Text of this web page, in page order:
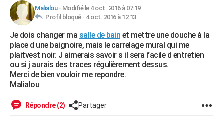
Retraite
Impôts
Epargne
Immobilier
Risques naturels par ville
Banque
Assurance
Crédit
AUTO
Essais
Réserver un essai
Citadines
Berlines
SUV
Forum auto
+HIGH-TECH
Mobiles
Meilleur smartphone
Internet
Ordinateurs
Jeux vidéo
Guide high-tech
+BRICOLAGE
Forum
Aménagement intérieur
Extérieur
Cuisine
Salle de bains
Jardinage
Rangement
WEEK-END
Guides de France
Escapades
Patrimoine
Expositions
Musées
Week-end nature
LIFESTYLE
Malialou- Modifié le 4 oct. 2016 à 07:19
Profil bloqué - 4 oct. 2016 à 12:13
Je dois changer ma salle de bain et mettre une douche à la
place d une baignoire, mais le carrelage mural qui me
plaitvest noir. J aimerais savoir s il sera facile d entretien
ou si j aurais des traces régulièrement dessus.
Merci de bien vouloir me repondre.
Malialou
Répondre (2) Partager